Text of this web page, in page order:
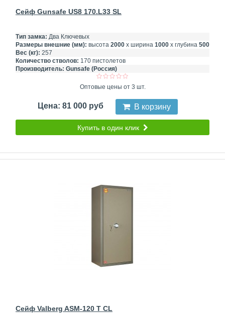
Сейф Gunsafe US8 170.L33 SL
Тип замка: Два Ключевых
Размеры внешние (мм): высота 2000 х ширина 1000 х глубина 500
Вес (кг): 257
Количество стволов: 170 пистолетов
Производитель: Gunsafe (Россия)
Оптовые цены от 3 шт.
Цена: 81 000 руб В корзину
Купить в один клик
Сейф Valberg ASM-120 T CL